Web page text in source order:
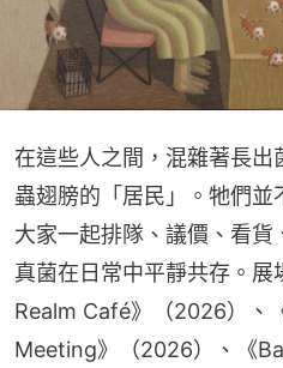
在這些人之間，混雜著長
蟲翅膀的「居民」。牠們並
大家一起排隊、議價、看
真菌在日常中平靜共存。
Realm Café》（2026）、
Meeting》（2026）、《